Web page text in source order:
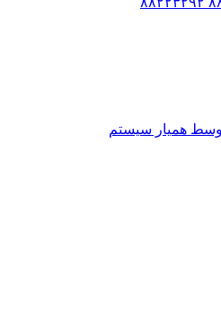
همیار سیستم